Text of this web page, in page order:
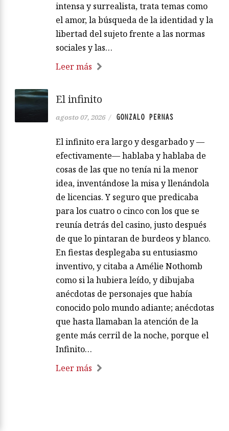
intensa y surrealista, trata temas como
el amor, la búsqueda de la identidad y la
libertad del sujeto frente a las normas
sociales y las…
Leer más
El infinito
agosto 07, 2026 / GONZALO PERNAS
El infinito era largo y desgarbado y —
efectivamente— hablaba y hablaba de
cosas de las que no tenía ni la menor
idea, inventándose la misa y llenándola
de licencias. Y seguro que predicaba
para los cuatro o cinco con los que se
reunía detrás del casino, justo después
de que lo pintaran de burdeos y blanco.
En fiestas desplegaba su entusiasmo
inventivo, y citaba a Amélie Nothomb
como si la hubiera leído, y dibujaba
anécdotas de personajes que había
conocido polo mundo adiante; anécdotas
que hasta llamaban la atención de la
gente más cerril de la noche, porque el
Infinito…
Leer más